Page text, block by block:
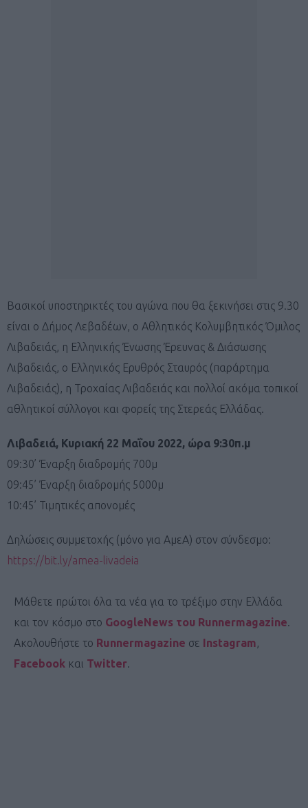
Βασικοί υποστηρικτές του αγώνα που θα ξεκινήσει στις 9.30
είναι ο Δήμος Λεβαδέων, ο Αθλητικός Κολυμβητικός Όμιλος
Λιβαδειάς, η Ελληνικής Ένωσης Έρευνας & Διάσωσης
Λιβαδειάς, ο Ελληνικός Ερυθρός Σταυρός (παράρτημα
Λιβαδειάς), η Τροχαίας Λιβαδειάς και πολλοί ακόμα τοπικοί
αθλητικοί σύλλογοι και φορείς της Στερεάς Ελλάδας.
Λιβαδειά, Κυριακή 22 Μαΐου 2022, ώρα 9:30π.μ
09:30’ Έναρξη διαδρομής 700μ
09:45’ Έναρξη διαδρομής 5000μ
10:45’ Τιμητικές απονομές
Δηλώσεις συμμετοχής (μόνο για ΑμεΑ) στον σύνδεσμο:
https://bit.ly/amea-livadeia
Μάθετε πρώτοι όλα τα νέα για το τρέξιμο στην Ελλάδα
και τον κόσμο στο GoogleNews του Runnermagazine.
Ακολουθήστε το Runnermagazine σε Instagram,
Facebook και Twitter.